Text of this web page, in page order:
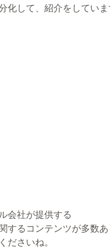
化して、紹介をしてい
会社が提供する
するコンテンツが多数
ださいね。